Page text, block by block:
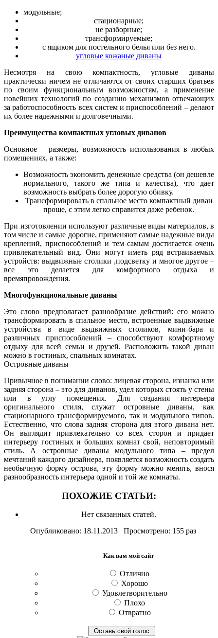
модульные;
стационарные;
не разборные;
трансформируемые;
с ящиком для постельного белья или без него.
угловые кожаные диваны
Несмотря на свою компактность, угловые диваны
практически ничем не отличаются от своих старших братьев
по своим функциональным возможностям, а применение
новейших технологий по созданию механизмов отвечающих
за работоспособность всех систем и приспособлений – делают
их более надежными и долговечными.
Преимущества компактных угловых диванов
Основное – размеры, возможность использования в любых
помещениях, а также:
Возможность экономить денежные средства (он дешевле
нормального, такого же типа и качества), что дает
возможность выбрать более дорогую обивку.
Трансформировать в спальное место компактный диван
проще, с этим легко справится даже ребенок.
При изготовлении используют различные виды материалов, в
том числе и самые дорогие, применяют самые надежные виды
креплений, приспособлений и тем самым достигается очень
привлекательный вид. Они могут иметь ряд встраиваемых
устройств: выдвижные столики ,подсветку и многое другое –
все это делается для комфортного отдыха и
времяпровождения.
Многофункциональные диваны
Это слово предполагает разнообразие действий: его можно
трансформировать в спальное место, встроенные выдвижные
устройства в виде выдвижных столиков, мини-бара и
различных приспособлений – способствуют комфортному
отдыху для всей семьи и друзей. Расположить такой диван
можно в гостиных, спальных комнатах.
Островные диваны
Привычное в понимании слово: лицевая сторона, изнанка или
задняя сторона – это для диванов, удел которых стоять у стены
или в углу помещения. Для создания интерьера
оригинального стиля, служат островные диваны, как
стационарного трансформируемого, так и модульного типов.
Естественно, что слова задняя сторона для этого дивана нет.
Он выглядит привлекательно со всех сторон и придает
интерьеру гостиных и больших комнат свой, неповторимый
стиль. А островные диваны модульного типа – предел
мечтаний каждого дизайнера, появляется возможность создать
необычную форму острова, эту форму можно менять, внося
разнообразность интерьера одной и той же комнаты.
ПОХОЖИЕ СТАТЬИ:
Нет связанных статей.
Опубликовано: 18.11.2013 Просмотрено: 155 раз
Как вам мой сайт
Отлично
Хорошо
Удовлетворительно
Плохо
Отвратно